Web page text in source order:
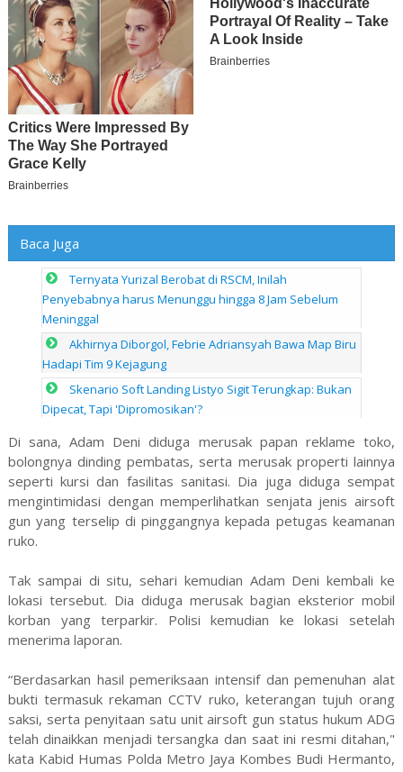
Baca Juga
Ternyata Yurizal Berobat di RSCM, Inilah
Penyebabnya harus Menunggu hingga 8 Jam Sebelum
Meninggal
Akhirnya Diborgol, Febrie Adriansyah Bawa Map Biru
Hadapi Tim 9 Kejagung
Skenario Soft Landing Listyo Sigit Terungkap: Bukan
Dipecat, Tapi 'Dipromosikan'?
Di sana, Adam Deni diduga merusak papan reklame toko,
bolongnya dinding pembatas, serta merusak properti lainnya
seperti kursi dan fasilitas sanitasi. Dia juga diduga sempat
mengintimidasi dengan memperlihatkan senjata jenis airsoft
gun yang terselip di pinggangnya kepada petugas keamanan
ruko.
Tak sampai di situ, sehari kemudian Adam Deni kembali ke
lokasi tersebut. Dia diduga merusak bagian eksterior mobil
korban yang terparkir. Polisi kemudian ke lokasi setelah
menerima laporan.
“Berdasarkan hasil pemeriksaan intensif dan pemenuhan alat
bukti termasuk rekaman CCTV ruko, keterangan tujuh orang
saksi, serta penyitaan satu unit airsoft gun status hukum ADG
telah dinaikkan menjadi tersangka dan saat ini resmi ditahan,"
kata Kabid Humas Polda Metro Jaya Kombes Budi Hermanto,